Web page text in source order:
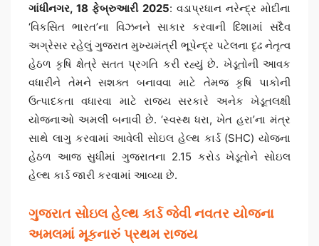
ગાંધીનગર, 18 ફેબ્રુઆરી 2025: વડાપ્રધાન નરેન્દ્ર મોદીના
‘વિકસિત ભારત’ના વિઝનને સાકાર કરવાની દિશામાં સદૈવ
અગ્રેસર રહેલું ગુજરાત મુખ્યમંત્રી ભૂપેન્દ્ર પટેલના દૃઢ નેતૃત્વ
હેઠળ કૃષિ ક્ષેત્રે સતત પ્રગતિ કરી રહ્યું છે. ખેડૂતોની આવક
વધારીને તેમને સશક્ત બનાવવા માટે તેમજ કૃષિ પાકોની
ઉત્પાદકતા વધારવા માટે રાજ્ય સરકારે અનેક ખેડૂતલક્ષી
યોજનાઓ અમલી બનાવી છે. ‘સ્વસ્થ ધરા, ખેત હરા’ના મંત્ર
સાથે લાગુ કરવામાં આવેલી સોઇલ હેલ્થ કાર્ડ (SHC) યોજના
હેઠળ આજ સુધીમાં ગુજરાતના 2.15 કરોડ ખેડૂતોને સોઇલ
હેલ્થ કાર્ડ જારી કરવામાં આવ્યા છે.
ગુજરાત સોઇલ હેલ્થ કાર્ડ જેવી નવતર યોજના
અમલમાં મૂકનારું પ્રથમ રાજ્ય